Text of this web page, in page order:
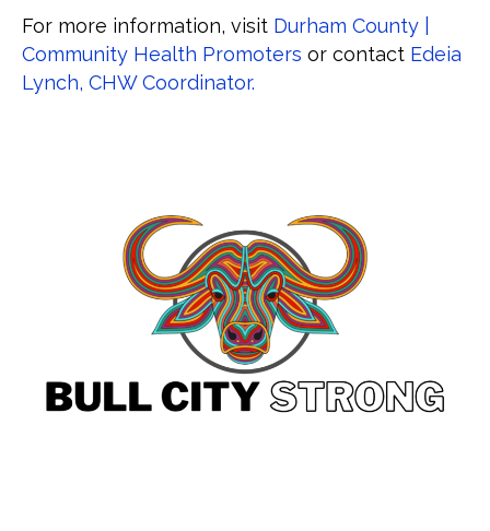
For more information, visit Durham County |
Community Health Promoters or contact Edeia
Lynch, CHW Coordinator.